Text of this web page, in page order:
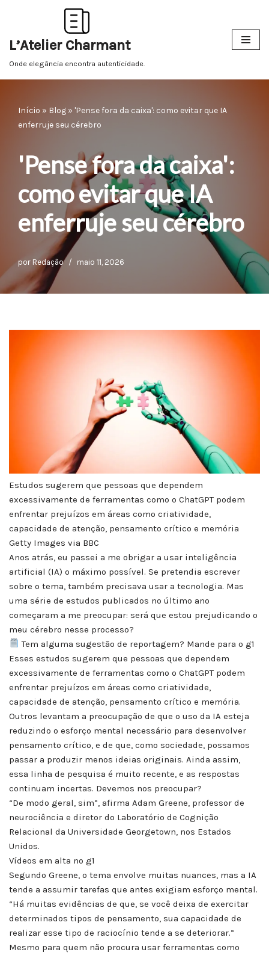
para
o
L’Atelier Charmant
Onde elegância encontra autenticidade.
Início » Blog » 'Pense fora da caixa': como evitar que IA
enferruje seu cérebro
'Pense fora da caixa':
como evitar que IA
enferruje seu cérebro
por Redação maio 11, 2026
Estudos sugerem que pessoas que dependem
excessivamente de ferramentas como o ChatGPT podem
enfrentar prejuízos em áreas como criatividade,
capacidade de atenção, pensamento crítico e memória
Getty Images via BBC
Anos atrás, eu passei a me obrigar a usar inteligência
artificial (IA) o máximo possível. Se pretendia escrever
sobre o tema, também precisava usar a tecnologia. Mas
uma série de estudos publicados no último ano
começaram a me preocupar: será que estou prejudicando o
meu cérebro nesse processo?
Tem alguma sugestão de reportagem? Mande para o g1
Esses estudos sugerem que pessoas que dependem
excessivamente de ferramentas como o ChatGPT podem
enfrentar prejuízos em áreas como criatividade,
capacidade de atenção, pensamento crítico e memória.
Outros levantam a preocupação de que o uso da IA esteja
reduzindo o esforço mental necessário para desenvolver
pensamento crítico, e de que, como sociedade, possamos
passar a produzir menos ideias originais. Ainda assim,
essa linha de pesquisa é muito recente, e as respostas
continuam incertas. Devemos nos preocupar?
“De modo geral, sim”, afirma Adam Greene, professor de
neurociência e diretor do Laboratório de Cognição
Relacional da Universidade Georgetown, nos Estados
Unidos.
Vídeos em alta no g1
Segundo Greene, o tema envolve muitas nuances, mas a IA
tende a assumir tarefas que antes exigiam esforço mental.
“Há muitas evidências de que, se você deixa de exercitar
determinados tipos de pensamento, sua capacidade de
realizar esse tipo de raciocínio tende a se deteriorar.”
Mesmo para quem não procura usar ferramentas como